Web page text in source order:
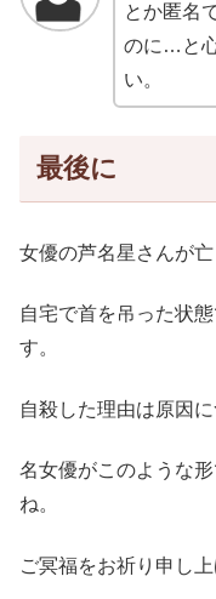
とか匿名
のに…と
い。
最後に
女優の芦名星さんが亡
自宅で首を吊った状
す。
自殺した理由は原因
名女優がこのような
ね。
ご冥福をお祈り申し上